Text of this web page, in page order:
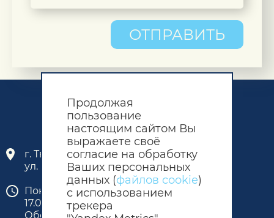
ОТПРАВИТЬ
г. Тверь, промзона «Лазурная»,
ул. Бочкина, 23
Понедельник - пятница: 8.00 -
17.00
Обед: 12.00 - 13.00
Продолжая
пользование
настоящим сайтом Вы
выражаете своё
согласие на обработку
Ваших персональных
данных (файлов cookie)
с использованием
трекера